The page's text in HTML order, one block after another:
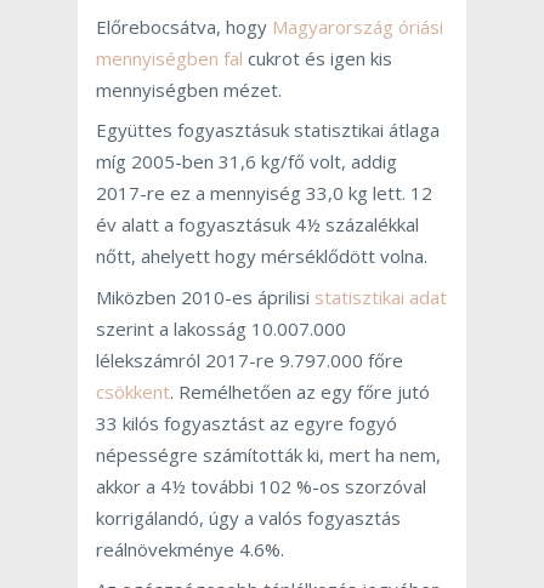
Előrebocsátva, hogy Magyarország óriási
mennyiségben fal cukrot és igen kis
mennyiségben mézet.
Együttes fogyasztásuk statisztikai átlaga
míg 2005-ben 31,6 kg/fő volt, addig
2017-re ez a mennyiség 33,0 kg lett. 12
év alatt a fogyasztásuk 4½ százalékkal
nőtt, ahelyett hogy mérséklődött volna.
Miközben 2010-es áprilisi statisztikai adat
szerint a lakosság 10.007.000
lélekszámról 2017-re 9.797.000 főre
csökkent. Remélhetően az egy főre jutó
33 kilós fogyasztást az egyre fogyó
népességre számították ki, mert ha nem,
akkor a 4½ további 102 %-os szorzóval
korrigálandó, úgy a valós fogyasztás
reálnövekménye 4.6%.